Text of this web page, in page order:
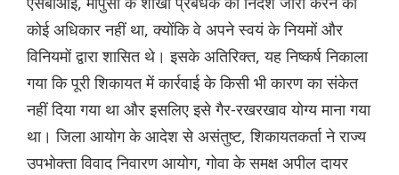
कोई अधिकार नहीं था, क्योंकि वे अपने स्वयं के नियमों और
विनियमों द्वारा शासित थे। इसके अतिरिक्त, यह निष्कर्ष निकाला
गया कि पूरी शिकायत में कार्रवाई के किसी भी कारण का संकेत
नहीं दिया गया था और इसलिए इसे गैर-रखरखाव योग्य माना गया
था। जिला आयोग के आदेश से असंतुष्ट, शिकायतकर्ता ने राज्य
उपभोक्ता विवाद निवारण आयोग, गोवा के समक्ष अपील दायर